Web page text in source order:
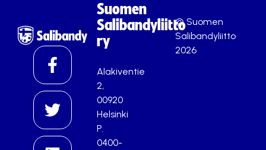
Suomen
Salibandyliitto
ry
Alakiventie
2,
00920
Helsinki
P.
0400-
© Suomen
Salibandyliitto
2026